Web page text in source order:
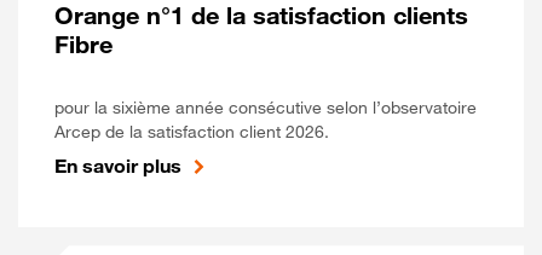
Orange n°1 de la satisfaction clients
Fibre
pour la sixième année consécutive selon l’observatoire
Arcep de la satisfaction client 2026.
En savoir plus